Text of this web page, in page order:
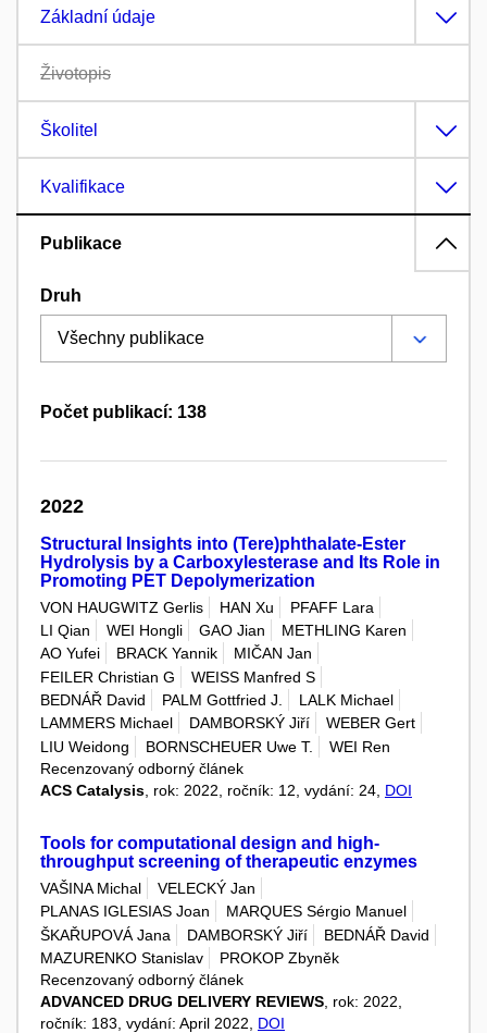
Základní údaje
Životopis
Školitel
Kvalifikace
Publikace
Druh
Počet publikací: 138
2022
Structural Insights into (Tere)phthalate-Ester
Hydrolysis by a Carboxylesterase and Its Role in
Promoting PET Depolymerization
VON HAUGWITZ Gerlis HAN Xu
PFAFF Lara
LI Qian
WEI Hongli GAO Jian
METHLING Karen
AO Yufei
BRACK Yannik
MIČAN Jan
FEILER Christian G
WEISS Manfred S
BEDNÁŘ David
PALM Gottfried J.
LALK Michael
LAMMERS Michael
DAMBORSKÝ Jiří
WEBER Gert
LIU Weidong
BORNSCHEUER Uwe T.
WEI Ren
Recenzovaný odborný článek
ACS Catalysis , rok: 2022, ročník: 12, vydání: 24, DOI
Tools for computational design and high-
throughput screening of therapeutic enzymes
VAŠINA Michal
VELECKÝ Jan
PLANAS IGLESIAS Joan
MARQUES Sérgio Manuel
ŠKAŘUPOVÁ Jana
DAMBORSKÝ Jiří
BEDNÁŘ David
MAZURENKO Stanislav
PROKOP Zbyněk
Recenzovaný odborný článek
ADVANCED DRUG DELIVERY REVIEWS , rok: 2022,
ročník: 183, vydání: April 2022, DOI